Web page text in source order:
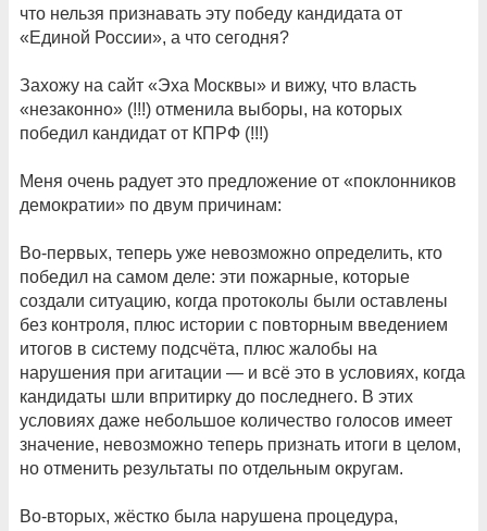
что нельзя признавать эту победу кандидата от
«Единой России», а что сегодня?
Захожу на сайт «Эха Москвы» и вижу, что власть
«незаконно» (!!!) отменила выборы, на которых
победил кандидат от КПРФ (!!!)
Меня очень радует это предложение от «поклонников
демократии» по двум причинам:
Во-первых, теперь уже невозможно определить, кто
победил на самом деле: эти пожарные, которые
создали ситуацию, когда протоколы были оставлены
без контроля, плюс истории с повторным введением
итогов в систему подсчёта, плюс жалобы на
нарушения при агитации — и всё это в условиях, когда
кандидаты шли впритирку до последнего. В этих
условиях даже небольшое количество голосов имеет
значение, невозможно теперь признать итоги в целом,
но отменить результаты по отдельным округам.
Во-вторых, жёстко была нарушена процедура,